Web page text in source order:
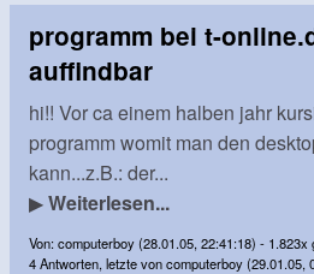
programm bei t-
auffindbar
hi!! Vor ca einem halben jahr
programm womit man den
kann...z.B.: der...
▶Weiterlesen...
Von: computerboy (28.01.05, 22:41:18) - 1.823x
4 Antworten, letzte von computerboy (29.01.05,